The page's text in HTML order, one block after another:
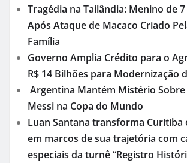
Tragédia na Tailândia: Menino de
Após Ataque de Macaco Criado
Família
Governo Amplia Crédito para o
R$ 14 Bilhões para Modernização
Argentina Mantém Mistério Sobre
Messi na Copa do Mundo
Luan Santana transforma Curitiba
em marcos de sua trajetória com
especiais da turnê “Registro